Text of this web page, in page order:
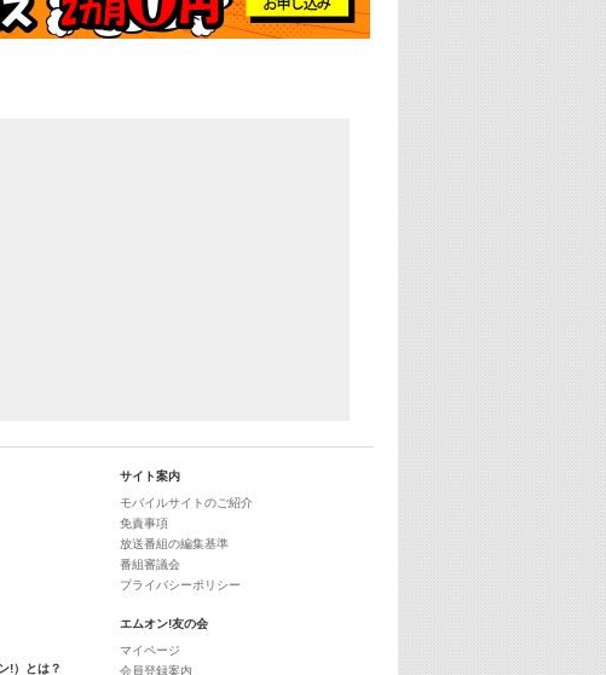
あのころヒッツ! 一挙5時間！
2021→2025年
!）とは？
サイト案内
モバイルサイトのご紹介
免責事項
放送番組の編集基準
番組審議会
プライバシーポリシー
エムオン!友の会
マイページ
会員登録案内